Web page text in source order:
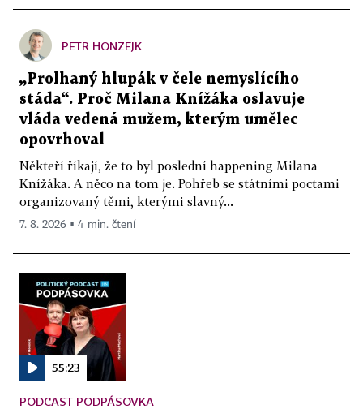
PETR HONZEJK
„Prolhaný hlupák v čele nemyslícího
stáda“. Proč Milana Knížáka oslavuje
vláda vedená mužem, kterým umělec
opovrhoval
Někteří říkají, že to byl poslední happening Milana
Knížáka. A něco na tom je. Pohřeb se státními poctami
organizovaný těmi, kterými slavný...
7. 8. 2026 ▪ 4 min. čtení
55:23
PODCAST PODPÁSOVKA